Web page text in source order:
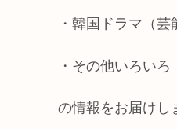
・韓国ドラマ（芸
・その他いろいろ
の情報をお届けし